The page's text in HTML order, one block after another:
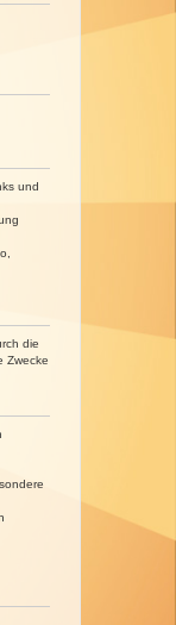
und
die
Zwecke